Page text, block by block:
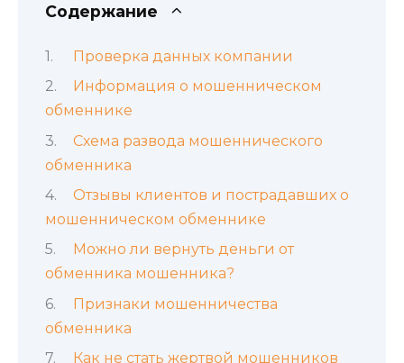
Содержание
Проверка данных компании
Информация о мошенническом
обменнике
Схема развода мошеннического
обменника
Отзывы клиентов и пострадавших о
мошенническом обменнике
Можно ли вернуть деньги от
обменника мошенника?
Признаки мошенничества
обменника
Как не стать жертвой мошенников